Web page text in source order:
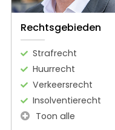
Rechtsgebieden
Strafrecht
Huurrecht
Verkeersrecht
Insolventierecht
Toon alle